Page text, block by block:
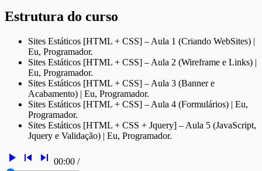
Estrutura do curso
Sites Estáticos [HTML + CSS] – Aula 1 (Criando WebSites) |
Eu, Programador.
Sites Estáticos [HTML + CSS] – Aula 2 (Wireframe e Links) |
Eu, Programador.
Sites Estáticos [HTML + CSS] – Aula 3 (Banner e
Acabamento) | Eu, Programador.
Sites Estáticos [HTML + CSS] – Aula 4 (Formulários) | Eu,
Programador.
Sites Estáticos [HTML + CSS + Jquery] – Aula 5 (JavaScript,
Jquery e Validação) | Eu, Programador.
play_arrow skip_previous skip_next 00:00 /